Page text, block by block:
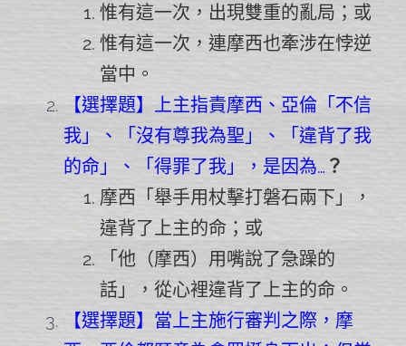
惟有這一次，出現雙重的亂局；或
惟有這一次，連摩西也牽涉在悖逆
當中。
【選擇題】上主指責摩西、亞倫「不信
我」、「沒有尊我為聖」、「違背了我
的命」、「得罪了我」，是因為… ？
摩西「舉手用杖擊打磐石兩下」，
違背了上主的命；或
「他（摩西）用嘴說了急躁的
話」，從心裡違背了上主的命。
【選擇題】當上主施行審判之際，摩